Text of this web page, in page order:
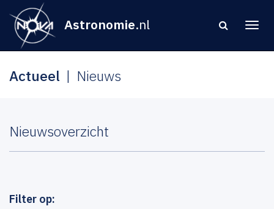
Astronomie.nl
Actueel Nieuws
Nieuwsoverzicht
Filter op: